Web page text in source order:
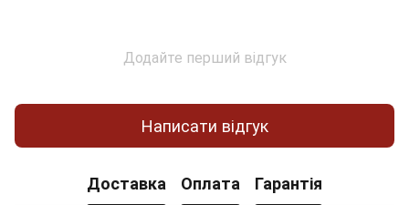
Додайте перший відгук
Написати відгук
Доставка Оплата Гарантія